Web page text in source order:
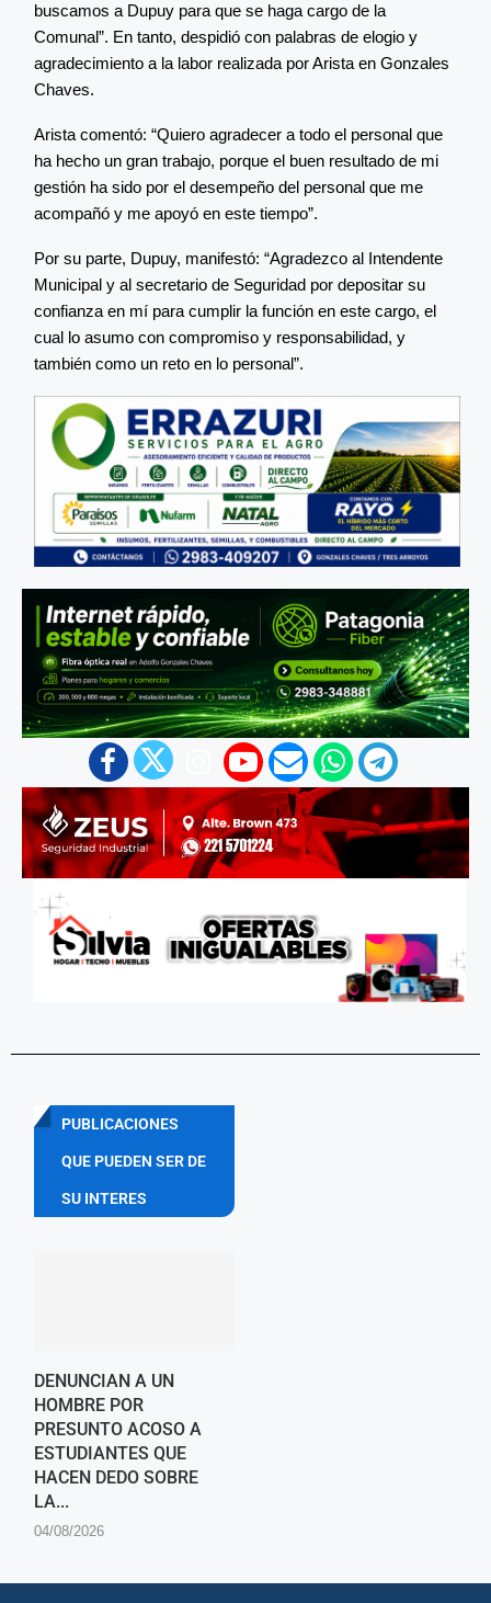
buscamos a Dupuy para que se haga cargo de la
Comunal”. En tanto, despidió con palabras de elogio y
agradecimiento a la labor realizada por Arista en Gonzales
Chaves.
Arista comentó: “Quiero agradecer a todo el personal que
ha hecho un gran trabajo, porque el buen resultado de mi
gestión ha sido por el desempeño del personal que me
acompañó y me apoyó en este tiempo”.
Por su parte, Dupuy, manifestó: “Agradezco al Intendente
Municipal y al secretario de Seguridad por depositar su
confianza en mí para cumplir la función en este cargo, el
cual lo asumo con compromiso y responsabilidad, y
también como un reto en lo personal”.
PUBLICACIONES
QUE PUEDEN SER DE
SU INTERES
DENUNCIAN A UN
HOMBRE POR
PRESUNTO ACOSO A
ESTUDIANTES QUE
HACEN DEDO SOBRE
LA...
04/08/2026